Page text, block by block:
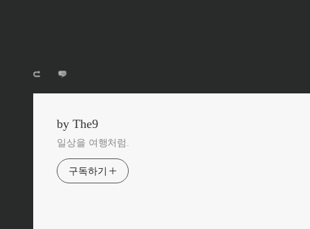
by The9
일상을 여행처럼.
구독하기